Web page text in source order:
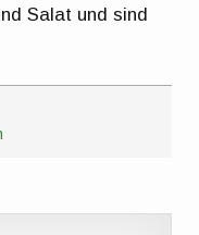
Salat und sind